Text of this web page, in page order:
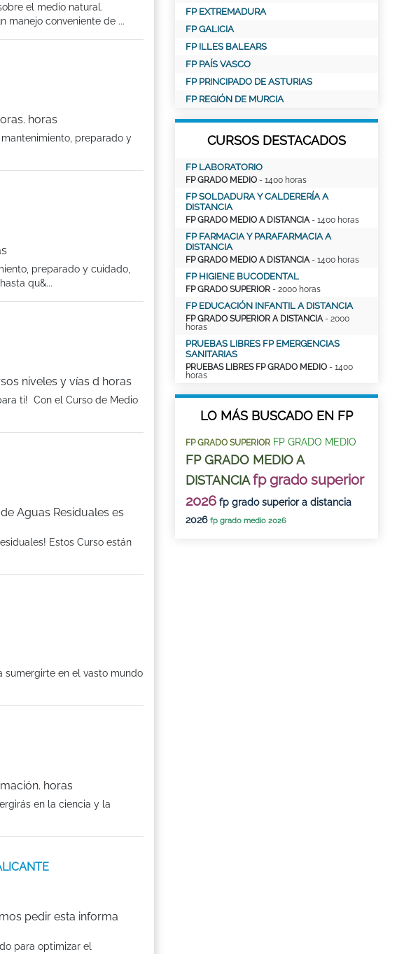
el medio natural.
manejo conveniente de ...
horas
preparado y
preparado y cuidado,
qu&...
niveles y vías d horas
ti! Con el Curso de Medio
Aguas Residuales es
Estos Curso están
sumergirte en el vasto mundo
horas
en la ciencia y la
pedir esta informa
para optimizar el
FP EXTREMADURA
FP GALICIA
FP ILLES BALEARS
FP PAÍS VASCO
FP PRINCIPADO DE ASTURIAS
FP REGIÓN DE MURCIA
CURSOS DESTACADOS
FP LABORATORIO
FP GRADO MEDIO - 1400 horas
FP SOLDADURA Y CALDERERÍA A
DISTANCIA
FP GRADO MEDIO A DISTANCIA- 1400 horas
FP FARMACIA Y PARAFARMACIA A
DISTANCIA
FP GRADO MEDIO A DISTANCIA- 1400 horas
FP HIGIENE BUCODENTAL
FP GRADO SUPERIOR - 2000 horas
FP EDUCACIÓN INFANTIL A DISTANCIA
FP GRADO SUPERIOR A DISTANCIA- 2000
horas
PRUEBAS LIBRES FP EMERGENCIAS
SANITARIAS
PRUEBAS LIBRES FP GRADO MEDIO - 1400
horas
LO MÁS BUSCADO EN FP
FP GRADO SUPERIOR FP GRADO MEDIO
FP GRADO MEDIO A
DISTANCIAfp grado superior
2026 fp grado superior a distancia
2026 fp grado medio 2026